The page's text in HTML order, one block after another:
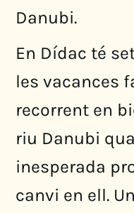
Danubi.
En Dídac té
les vacances
recorrent en
riu Danubi
inesperada
canvi en ell.